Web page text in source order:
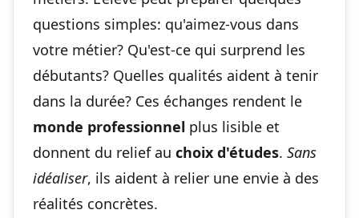
questions simples: qu'aimez-vous dans
votre métier? Qu'est-ce qui surprend les
débutants? Quelles qualités aident à tenir
dans la durée? Ces échanges rendent le
monde professionnel plus lisible et
donnent du relief au choix d'études. Sans
idéaliser, ils aident à relier une envie à des
réalités concrètes.